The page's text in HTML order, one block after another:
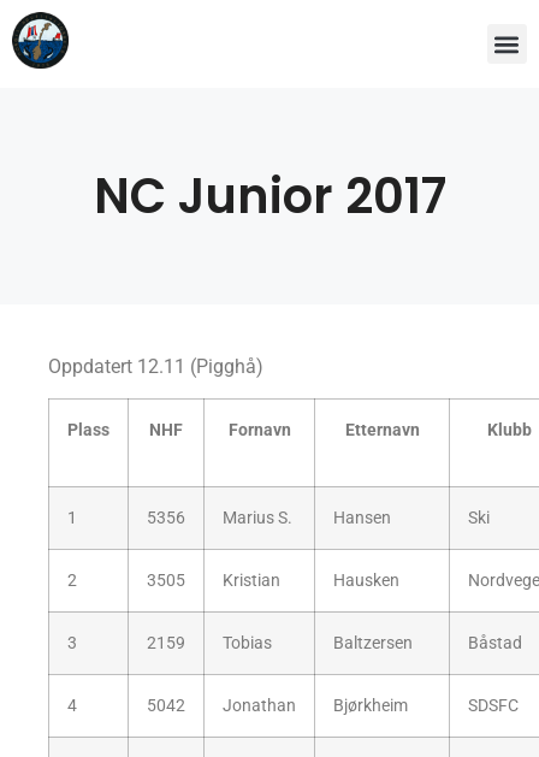
NC Junior 2017
Oppdatert 12.11 (Pigghå)
Plass NHF Fornavn Etternavn Klubb
1 5356 Marius S. Hansen Ski
2 3505 Kristian Hausken
3 2159 Tobias Baltzersen Båstad
4 5042 Jonathan Bjørkheim SDSFC